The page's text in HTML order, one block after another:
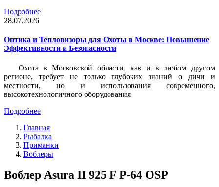
Подробнее
28.07.2026
Оптика и Тепловизоры для Охоты в Москве: Повышение
Эффективности и Безопасности
Охота в Московской области, как и в любом другом
регионе, требует не только глубоких знаний о дичи и
местности, но и использования современного,
высокотехнологичного оборудования
Подробнее
Главная
Рыбалка
Приманки
Воблеры
Воблер Asura II 925 F P-64 OSP